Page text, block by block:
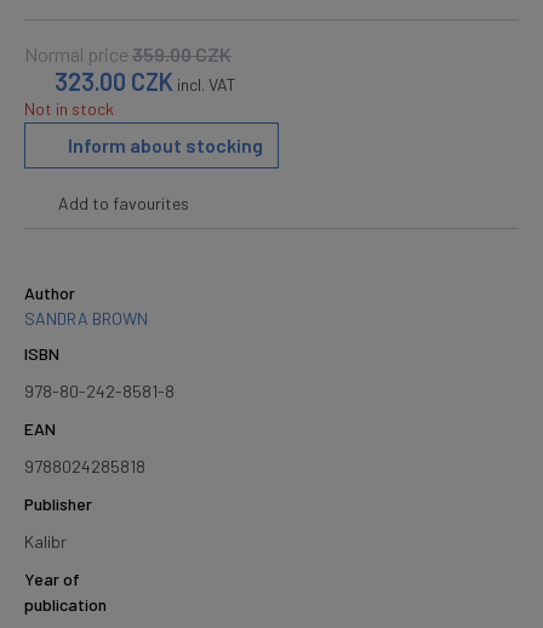
Normal price 359.00CZK
323.00 CZK incl. VAT
Not in stock
Inform about stocking
Add to favourites
Author
SANDRA BROWN
ISBN
978-80-242-8581-8
EAN
9788024285818
Publisher
Kalibr
Year of
publication